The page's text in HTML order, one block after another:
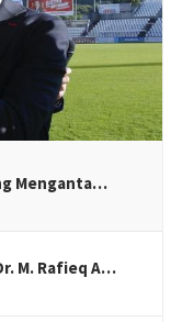
Menganta…
M. Rafieq A…